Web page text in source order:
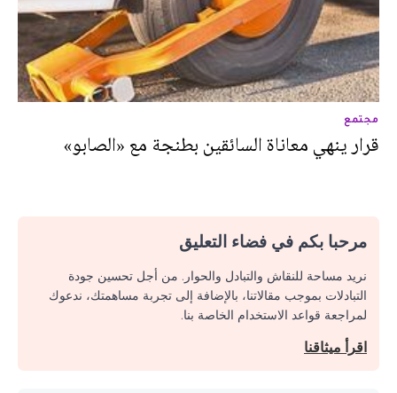
مجتمع
قرار ينهي معاناة السائقين بطنجة مع «الصابو»
مرحبا بكم في فضاء التعليق
نريد مساحة للنقاش والتبادل والحوار. من أجل تحسين جودة
التبادلات بموجب مقالاتنا، بالإضافة إلى تجربة مساهمتك، ندعوك
لمراجعة قواعد الاستخدام الخاصة بنا.
اقرأ ميثاقنا